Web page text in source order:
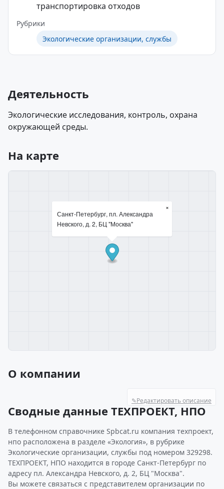
транспортировка отходов
Рубрики
Экологические организации, службы
Деятельность
Экологические исследования, контроль, охрана
окружающей среды.
На карте
Санкт-Петербург, пл. Александра
Невского, д. 2, БЦ "Москва"
×
О компании
✎Редактировать описание
Сводные данные ТЕХПРОЕКТ, НПО
В телефонном справочнике Spbcat.ru компания техпроект,
нпо расположена в разделе «Экология», в рубрике
Экологические организации, службы под номером 329298.
ТЕХПРОЕКТ, НПО находится в городе Санкт-Петербург по
адресу пл. Александра Невского, д. 2, БЦ "Москва".
Вы можете связаться с представителем организации по